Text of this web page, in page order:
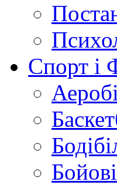
Спорт і